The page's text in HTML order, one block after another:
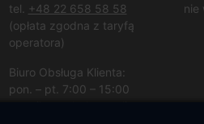
tel.
+48 22 658 58 58
(opłata zgodna z taryfą
operatora)
Biuro Obsługa Klienta:
pon. – pt. 7:00 – 15:00
nie